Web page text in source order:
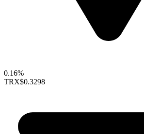
0.16%
TRX$0.3298